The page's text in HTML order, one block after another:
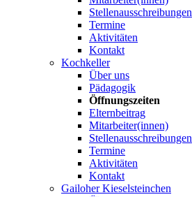
Stellenausschreibungen
Termine
Aktivitäten
Kontakt
Kochkeller
Über uns
Pädagogik
Öffnungszeiten
Elternbeitrag
Mitarbeiter(innen)
Stellenausschreibungen
Termine
Aktivitäten
Kontakt
Gailoher Kieselsteinchen